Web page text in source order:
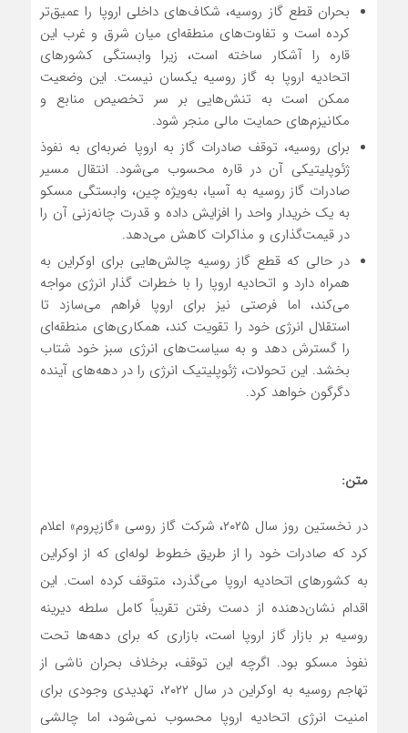
بحران قطع گاز روسیه، شکاف‌های داخلی اروپا را عمیق‌تر
کرده است و تفاوت‌های منطقه‌ای میان شرق و غرب این
قاره را آشکار ساخته است، زیرا وابستگی کشورهای
اتحادیه اروپا به گاز روسیه یکسان نیست. این وضعیت
ممکن است به تنش‌هایی بر سر تخصیص منابع و
مکانیزم‌های حمایت مالی منجر شود.
برای روسیه، توقف صادرات گاز به اروپا ضربه‌ای به نفوذ
ژئوپلیتیکی آن در قاره محسوب می‌شود. انتقال مسیر
صادرات گاز روسیه به آسیا، به‌ویژه چین، وابستگی مسکو
به یک خریدار واحد را افزایش داده و قدرت چانه‌زنی آن را
در قیمت‌گذاری و مذاکرات کاهش می‌دهد.
در حالی که قطع گاز روسیه چالش‌هایی برای اوکراین به
همراه دارد و اتحادیه اروپا را با خطرات گذار انرژی مواجه
می‌کند، اما فرصتی نیز برای اروپا فراهم می‌سازد تا
استقلال انرژی خود را تقویت کند، همکاری‌های منطقه‌ای
را گسترش دهد و به سیاست‌های انرژی سبز خود شتاب
بخشد. این تحولات، ژئوپلیتیک انرژی را در دهه‌های آینده
دگرگون خواهد کرد.
متن:
در نخستین روز سال ۲۰۲۵، شرکت گاز روسی «گازپروم» اعلام
کرد که صادرات خود را از طریق خطوط لوله‌ای که از اوکراین
به کشورهای اتحادیه اروپا می‌گذرد، متوقف کرده است. این
اقدام نشان‌دهنده از دست رفتن تقریباً کامل سلطه دیرینه
روسیه بر بازار گاز اروپا است، بازاری که برای دهه‌ها تحت
نفوذ مسکو بود. اگرچه این توقف، برخلاف بحران ناشی از
تهاجم روسیه به اوکراین در سال ۲۰۲۲، تهدیدی وجودی برای
امنیت انرژی اتحادیه اروپا محسوب نمی‌شود، اما چالشی